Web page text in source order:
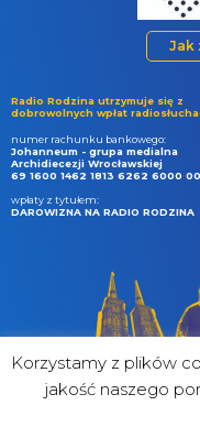
Jak
Radio Rodzina utrzymuje się z
dobrowolnych wpłat
numer rachunku bankowego:
Johanneum - grupa medialna
Archidiecezji Wrocławskiej
69 1600 1462 1813 6262 6000
wpłaty z tytułem:
DAROWIZNA NA RADIO RODZINA
Korzystamy z plików
jakość naszego